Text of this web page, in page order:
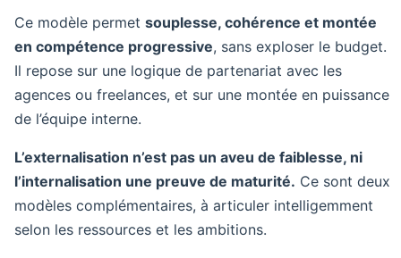
Ce modèle permet souplesse, cohérence et montée
en compétence progressive, sans exploser le budget.
Il repose sur une logique de partenariat avec les
agences ou freelances, et sur une montée en puissance
de l’équipe interne.
L’externalisation n’est pas un aveu de faiblesse, ni
l’internalisation une preuve de maturité. Ce sont deux
modèles complémentaires, à articuler intelligemment
selon les ressources et les ambitions.